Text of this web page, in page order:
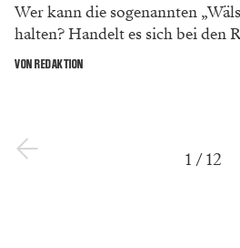
Wer kann die sogenannten
halten? Handelt es sich bei den
VON REDAKTION
1 /12